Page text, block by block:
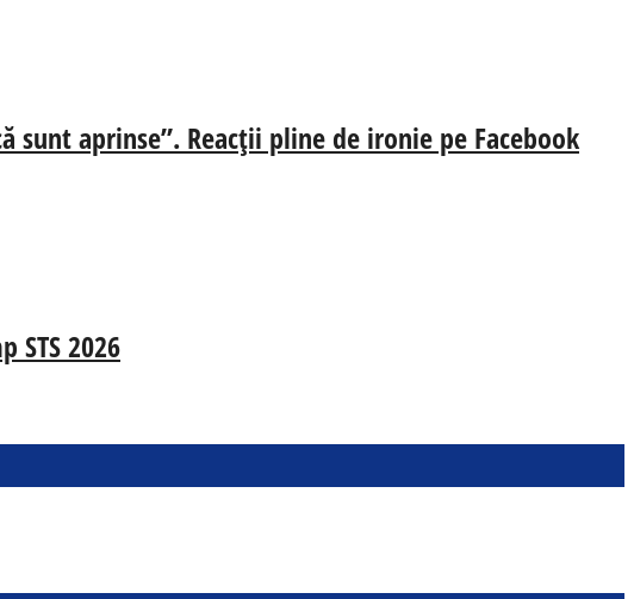
sunt aprinse”. Reacții pline de ironie pe Facebook
2026